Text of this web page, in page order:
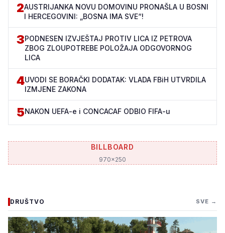
2AUSTRIJANKA NOVU DOMOVINU PRONAŠLA U BOSNI
I HERCEGOVINI: „BOSNA IMA SVE“!
3PODNESEN IZVJEŠTAJ PROTIV LICA IZ PETROVA
ZBOG ZLOUPOTREBE POLOŽAJA ODGOVORNOG
LICA
4UVODI SE BORAČKI DODATAK: VLADA FBiH UTVRDILA
IZMJENE ZAKONA
5NAKON UEFA-e i CONCACAF ODBIO FIFA-u
BILLBOARD
970x250
DRUŠTVO SVE →